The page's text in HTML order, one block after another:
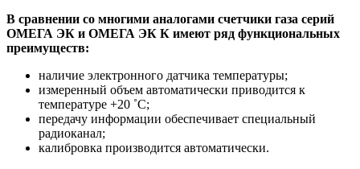
В сравнении со многими аналогами счетчики газа серий
ОМЕГА ЭК и ОМЕГА ЭК К имеют ряд функциональных
преимуществ:
наличие электронного датчика температуры;
измеренный объем автоматически приводится к
температуре +20 ˚С;
передачу информации обеспечивает специальный
радиоканал;
калибровка производится автоматически.